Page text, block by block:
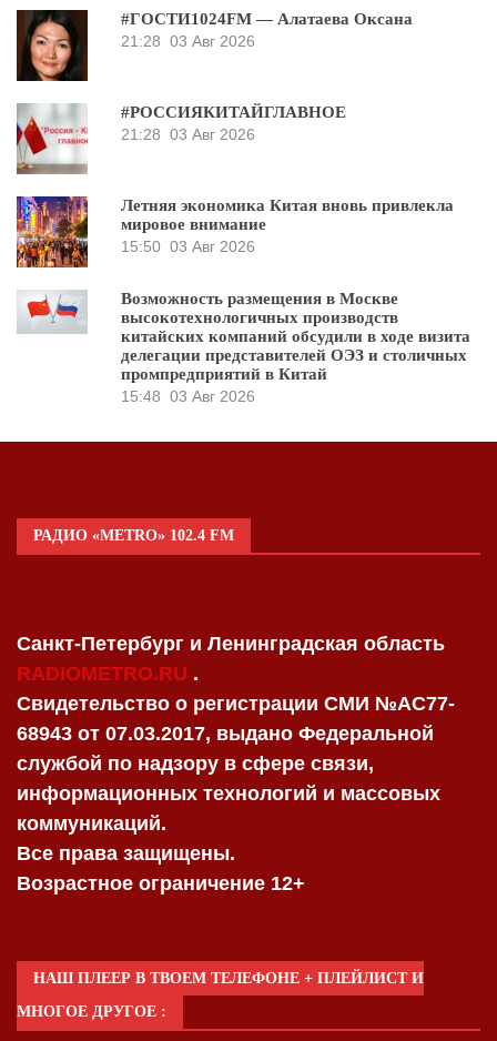
#ГОСТИ1024FM — Алатаева Оксана
21:28 03 Авг 2026
#РОССИЯКИТАЙГЛАВНОЕ
21:28 03 Авг 2026
Летняя экономика Китая вновь привлекла
мировое внимание
15:50 03 Авг 2026
Возможность размещения в Москве
высокотехнологичных производств
китайских компаний обсудили в ходе визита
делегации представителей ОЭЗ и столичных
промпредприятий в Китай
15:48 03 Авг 2026
РАДИО «METRO» 102.4 FM
Санкт-Петербург и Ленинградская область
RADIOMETRO.RU .
Свидетельство о регистрации СМИ №AC77-
68943 от 07.03.2017, выдано Федеральной
службой по надзору в сфере связи,
информационных технологий и массовых
коммуникаций.
Все права защищены.
Возрастное ограничение 12+
НАШ ПЛЕЕР В ТВОЕМ ТЕЛЕФОНЕ + ПЛЕЙЛИСТ И
МНОГОЕ ДРУГОЕ :